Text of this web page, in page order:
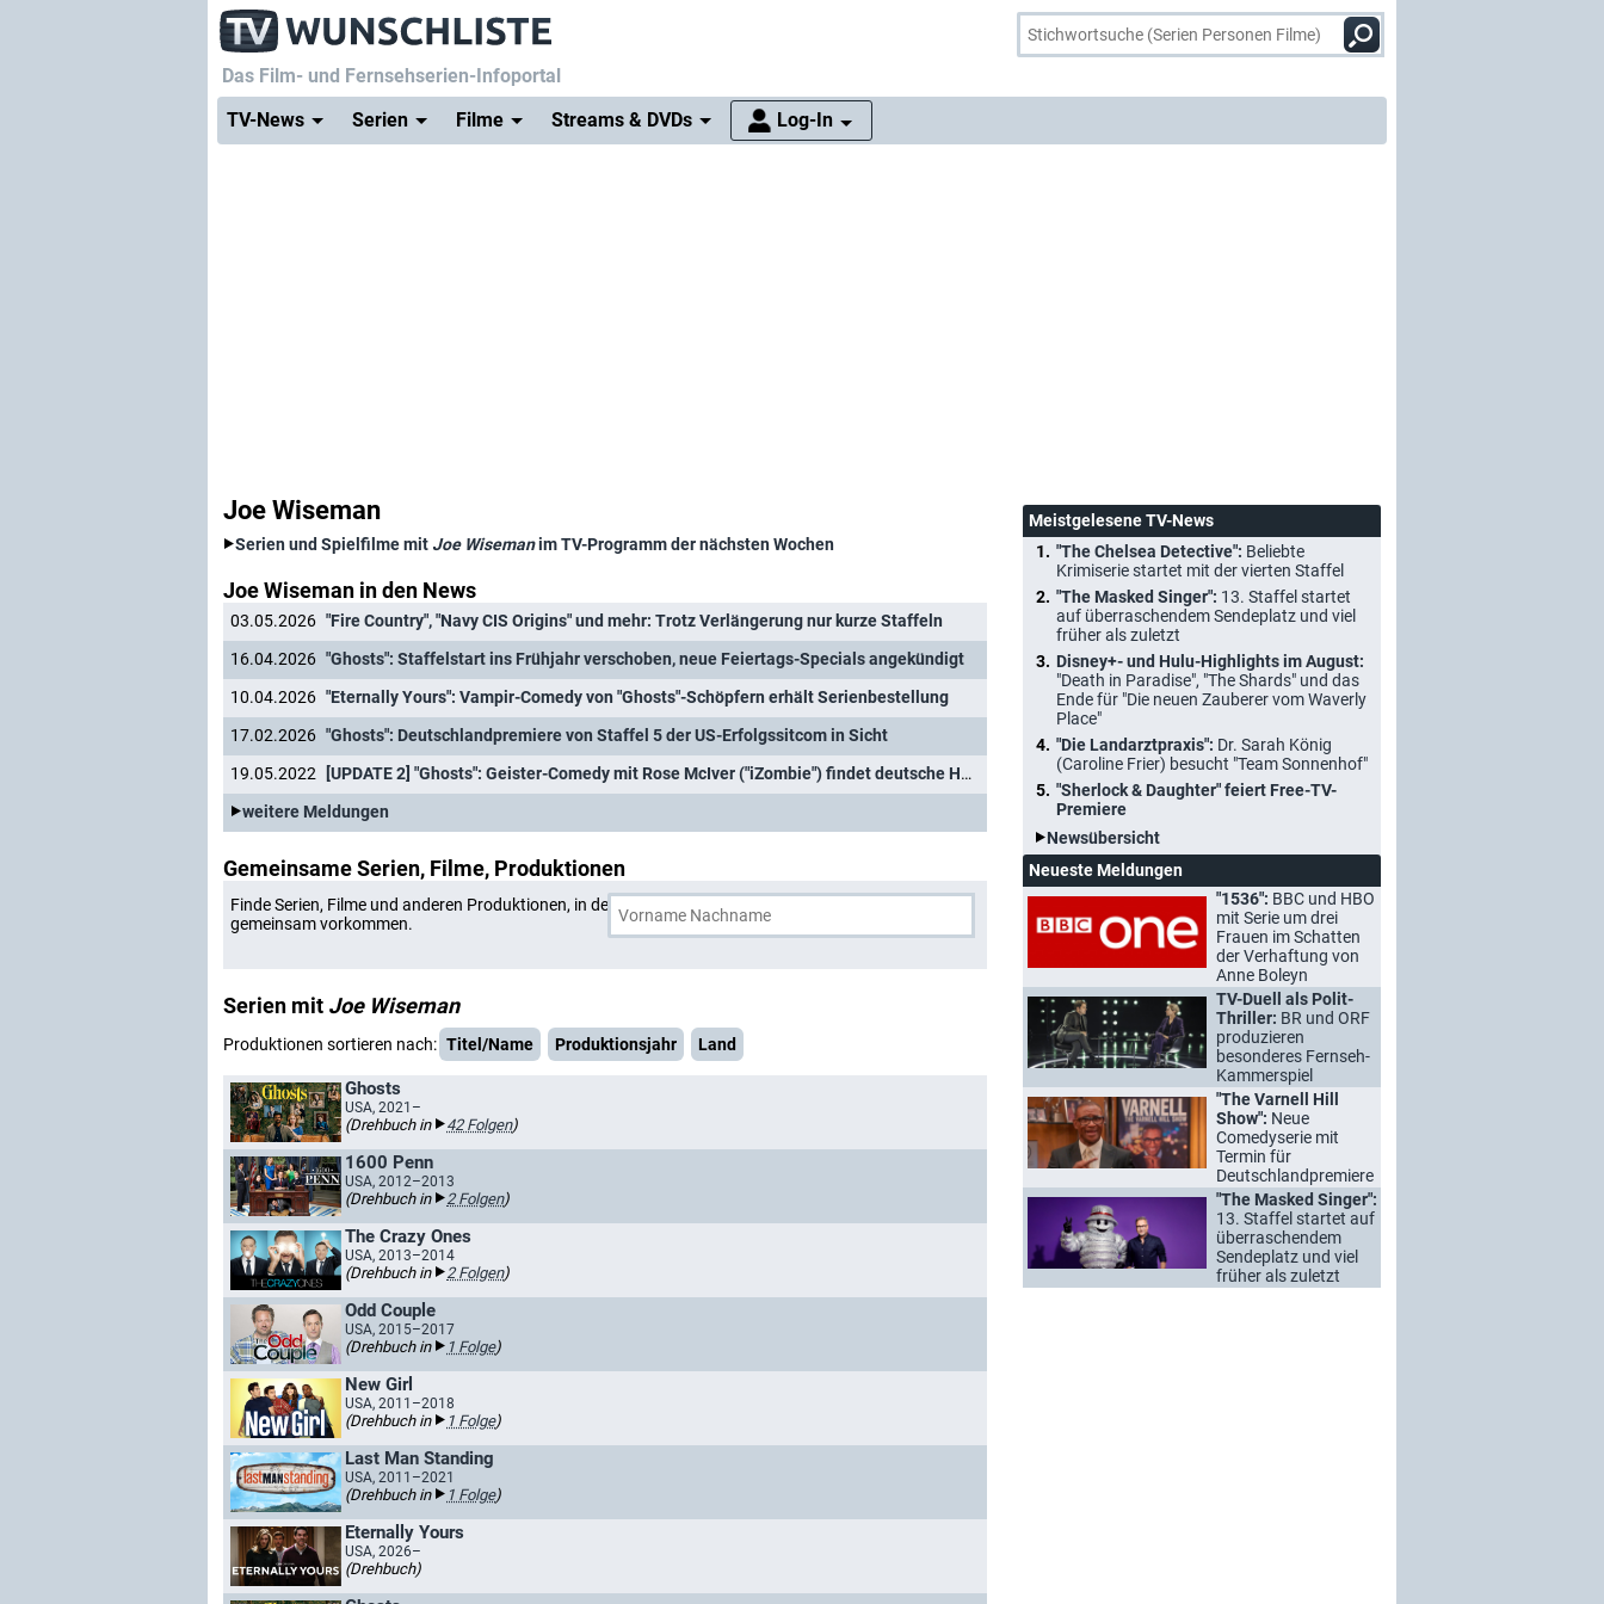
Das Film- und Fernsehserien-Infoportal
TV-News
Serien Filme Streams & DVDs Log-In
Joe Wiseman
Serien und Spielfilme mit Joe Wisemanim TV-Programm der nächsten Wochen
Joe Wiseman in den News
03.05.2026 "Fire Country", "Navy CIS Origins" und mehr: Trotz Verlängerung nur kurze Staffeln
16.04.2026 "Ghosts": Staffelstart ins Frühjahr verschoben, neue Feiertags-Specials angekündigt
10.04.2026 "Eternally Yours": Vampir-Comedy von "Ghosts"-Schöpfern erhält Serienbestellung
17.02.2026 "Ghosts": Deutschlandpremiere von Staffel 5 der US-Erfolgssitcom in Sicht
19.05.2022
[UPDATE 2] "Ghosts": Geister-Comedy mit Rose McIver ("iZombie") findet deutsche Heimat
weitere Meldungen
Gemeinsame Serien, Filme, Produktionen
Finde Serien, Filme und anderen Produktionen, in denen Joe Wiseman
gemeinsam vorkommen.
Serien mit Joe Wiseman
Produktionen sortieren nach: Titel/Name Produktionsjahr Land
Ghosts
USA, 2021–
(Drehbuch in 42 Folgen)
1600 Penn
USA, 2012–2013
(Drehbuch in 2 Folgen)
The Crazy Ones
USA, 2013–2014
(Drehbuch in 2 Folgen)
Odd Couple
USA, 2015–2017
(Drehbuch in 1 Folge)
New Girl
USA, 2011–2018
(Drehbuch in 1 Folge)
Last Man Standing
USA, 2011–2021
(Drehbuch in 1 Folge)
Eternally Yours
USA, 2026–
(Drehbuch)
Meistgelesene TV-News
"The Chelsea Detective": Beliebte
Krimiserie startet mit der vierten Staffel
"The Masked Singer": 13. Staffel startet
auf überraschendem Sendeplatz und viel
früher als zuletzt
Disney+- und Hulu-Highlights im August:
"Death in Paradise", "The Shards" und das
Ende für "Die neuen Zauberer vom Waverly
Place"
"Die Landarztpraxis": Dr. Sarah König
(Caroline Frier) besucht "Team Sonnenhof"
"Sherlock & Daughter" feiert Free-TV-
Premiere
Newsübersicht
Neueste Meldungen
"1536": BBC und HBO
mit Serie um drei
Frauen im Schatten
der Verhaftung von
Anne Boleyn
TV-Duell als Polit-
Thriller: BR und ORF
produzieren
besonderes Fernseh-
Kammerspiel
"The Varnell Hill
Show": Neue
Comedyserie mit
Termin für
Deutschlandpremiere
"The Masked Singer":
13. Staffel startet auf
überraschendem
Sendeplatz und viel
früher als zuletzt